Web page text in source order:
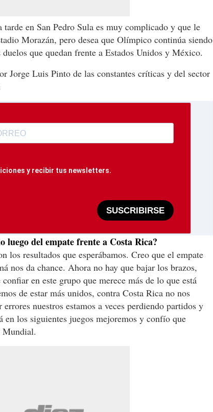
en San Pedro Sula es muy complicado y que le
Morazán, pero desea que Olímpico continúa siendo
que quedan frente a Estados Unidos y México.
Jorge Luis Pinto de las constantes críticas y del sector
y recibir tus newsletters.
SUSCRIBIRSE
luego del empate frente a Costa Rica?
los resultados que esperábamos. Creo que el empate
nos da chance. Ahora no hay que bajar los brazos,
en este grupo que merece más de lo que está
de estar más unidos, contra Costa Rica no nos
nuestros estamos a veces perdiendo partidos y
en los siguientes juegos mejoremos y confío que
Mundial.